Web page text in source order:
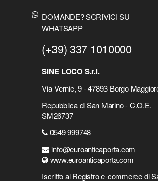
DOMANDE? SCRIVICI SU
WHATSAPP
(+39) 337 1010000
SINE LOCO S.r.l.
Via Vernie, 9 - 47893 Borgo
Repubblica di San Marino - C.O.E.
SM26737
0549 999748
info@euroanticaporta.com
www.euroanticaporta.com
Iscritto al Registro e-commerce di